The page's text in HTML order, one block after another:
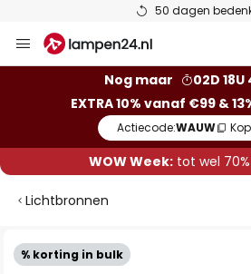
50 dagen
naar
Nog maar
02D 18U
EXTRA 10% vanaf €99 &
Actiecode:WAUW
WOW Week:tot wel
Lichtbronnen
% korting in bulk
Ga
naar